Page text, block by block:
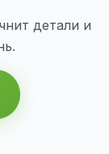
детали и